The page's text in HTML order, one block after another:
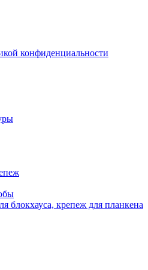
конфиденциальности
блокхауса, крепеж для планкена